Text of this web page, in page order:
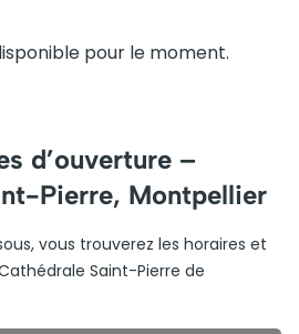
pour le moment.
d’ouverture –
Pierre, Montpellier
vous trouverez les horaires et
Saint-Pierre de